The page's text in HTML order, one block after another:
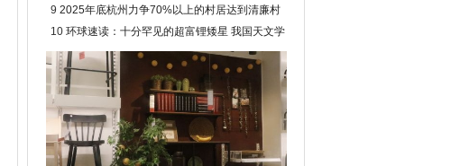
9 2025年底杭州力争70%以上的村居达到清廉村
居建设标准
10 环球速读：十分罕见的超富锂矮星 我国天文学
家一次发现九颗